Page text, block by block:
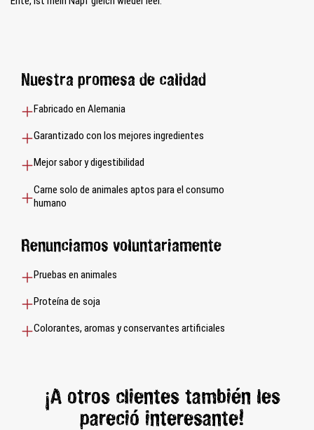
Nuestra promesa de calidad
Fabricado en Alemania
Garantizado con los mejores ingredientes
Mejor sabor y digestibilidad
Carne solo de animales aptos para el consumo
humano
Renunciamos voluntariamente
Pruebas en animales
Proteína de soja
Colorantes, aromas y conservantes artificiales
¡A otros clientes también les
pareció interesante!